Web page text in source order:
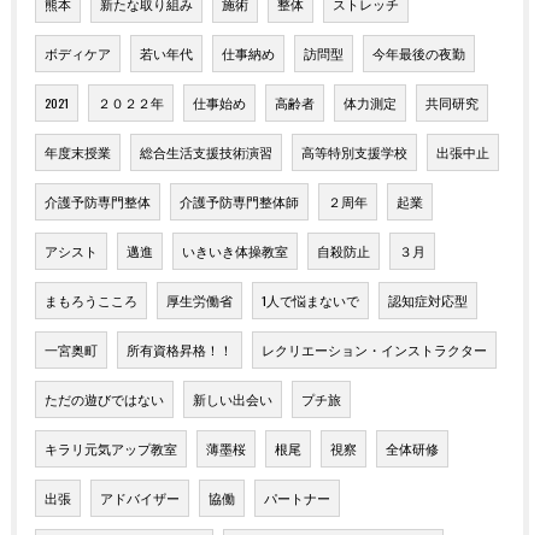
ボディケア 若い年代 仕事納め 訪問型 今年最後の夜勤
2021 ２０２２年 仕事始め 高齢者 体力測定 共同研究
年度末授業 総合生活支援技術演習 高等特別支援学校 出張中止
介護予防専門整体 介護予防専門整体師 ２周年 起業
アシスト 邁進 いきいき体操教室 自殺防止 ３月
まもろうこころ 厚生労働省 1人で悩まないで 認知症対応型
一宮奥町 所有資格昇格！！ レクリエーション・インストラクター
ただの遊びではない 新しい出会い プチ旅
キラリ元気アップ教室 薄墨桜 根尾 視察 全体研修
出張 アドバイザー 協働 パートナー